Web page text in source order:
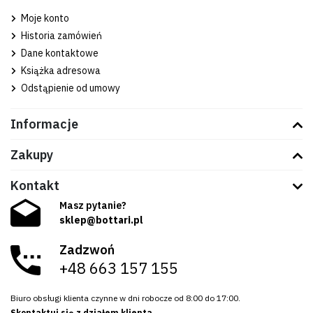
Moje konto
Historia zamówień
Dane kontaktowe
Książka adresowa
Odstąpienie od umowy
Informacje
Zakupy
Kontakt
Masz pytanie?
sklep@bottari.pl
Zadzwoń
+48 663 157 155
Biuro obsługi klienta czynne w dni robocze od 8:00 do 17:00.